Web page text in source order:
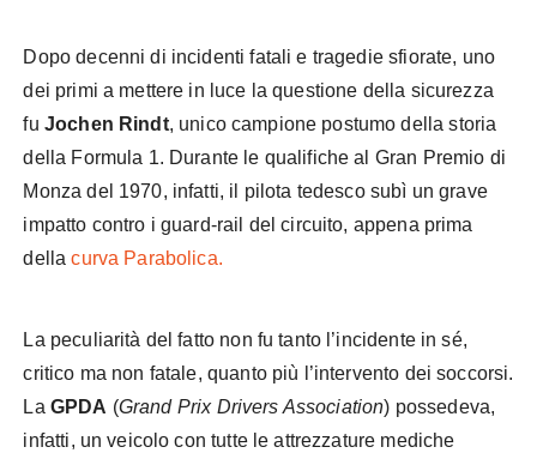
Dopo decenni di incidenti fatali e tragedie sfiorate, uno
dei primi a mettere in luce la questione della sicurezza
fu Jochen Rindt, unico campione postumo della storia
della Formula 1. Durante le qualifiche al Gran Premio di
Monza del 1970, infatti, il pilota tedesco subì un grave
impatto contro i guard-rail del circuito, appena prima
dellacurva Parabolica.
La peculiarità del fatto non fu tanto l’incidente in sé,
critico ma non fatale, quanto più l’intervento dei soccorsi.
La GPDA (Grand Prix Drivers Association) possedeva,
infatti, un veicolo con tutte le attrezzature mediche